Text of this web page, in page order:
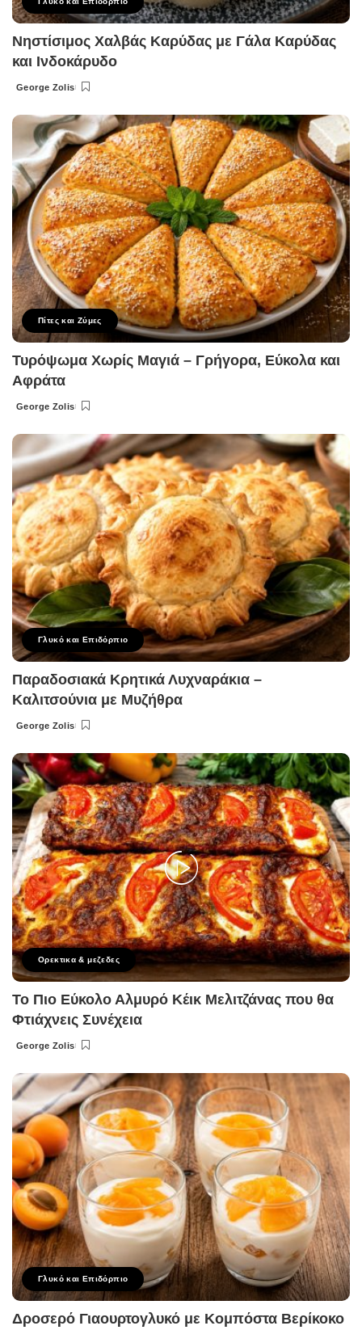
Νηστίσιμος Χαλβάς Καρύδας με Γάλα Καρύδας
και Ινδοκάρυδο
Posted
George Zolis
Πίτες και Ζύμες
Τυρόψωμα Χωρίς Μαγιά – Γρήγορα, Εύκολα και
Αφράτα
Posted
George Zolis
Γλυκό και Επιδόρπιο
Παραδοσιακά Κρητικά Λυχναράκια –
Καλιτσούνια με Μυζήθρα
Posted
George Zolis
Ορεκτικα & μεζεδες
Το Πιο Εύκολο Αλμυρό Κέικ Μελιτζάνας που θα
Φτιάχνεις Συνέχεια
Posted
George Zolis
Γλυκό και Επιδόρπιο
Δροσερό Γιαουρτογλυκό με Κομπόστα Βερίκοκο